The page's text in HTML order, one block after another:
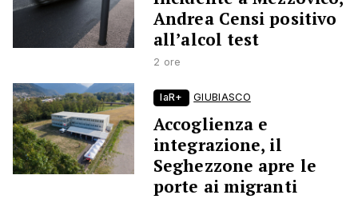
Andrea Censi positivo
all’alcol test
2 ore
laR+ GIUBIASCO
Accoglienza e
integrazione, il
Seghezzone apre le
porte ai migranti